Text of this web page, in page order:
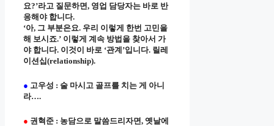
요?’라고 질문하면, 영업 담당자는 바로 반
응해야 합니다.
‘아, 그 부분은요. 우리 이렇게 한번 고민을
해 보시죠.’ 이렇게 계속 방법을 찾아서 가
야 합니다. 이것이 바로 ‘관계’입니다. 릴레
이션십(relationship).
● 고우성 : 술 마시고 골프를 치는 게 아니
라….
● 권혁준 : 농담으로 말씀드리자면, 옛날에